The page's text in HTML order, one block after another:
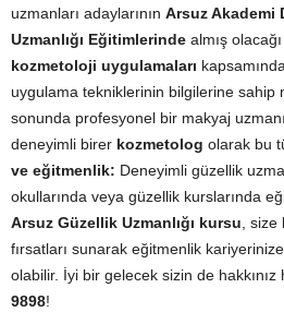
uzmanları adaylarının Arsuz Akademi
Uzmanlığı Eğitimlerinde almış olacağı
kozmetoloji uygulamaları
uygulama tekniklerinin bilgilerine sahip
sonunda profesyonel bir makyaj
deneyimli birer kozmetolog olarak bu
ve eğitmenlik: Deneyimli güzellik
okullarında veya güzellik kurslarında
Arsuz Güzellik Uzmanlığı kursu, size
fırsatları sunarak eğitmenlik kariyerinize
olabilir. İyi bir gelecek sizin de hakkınız
9898!